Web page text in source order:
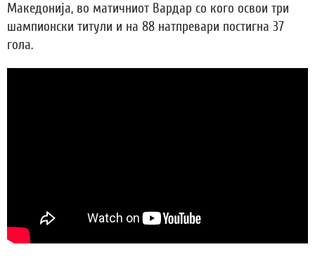
Македонија, во матичниот Вардар со кого освои три
шампионски титули и на 88 натпревари постигна 37
гола.